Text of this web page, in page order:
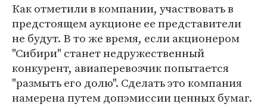
Как отметили в компании, участвовать в
предстоящем аукционе ее представители
не будут. В то же время, если акционером
"Сибири" станет недружественный
конкурент, авиаперевозчик попытается
"размыть его долю". Сделать это компания
намерена путем допэмиссии ценных бумаг.